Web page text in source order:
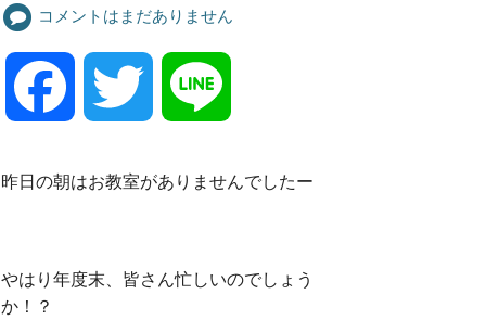
コメントはまだありません
e e
昨日の朝はお教室がありませんでしたー
やはり年度末、皆さん忙しいのでしょう
か！？